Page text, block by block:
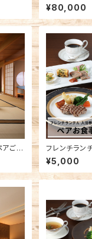
㎡」 ペアご宿
¥80,000
アご宿
フレンチラン
入浴券付
¥5,000